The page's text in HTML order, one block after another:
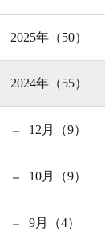
2025年（50）
2024年（55）
12月（9）
10月（9）
9月（4）